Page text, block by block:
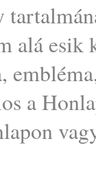
alá esik
a